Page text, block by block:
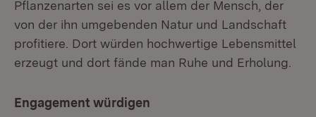
Pflanzenarten sei es vor allem der Mensch, der
von der ihn umgebenden Natur und Landschaft
profitiere. Dort würden hochwertige Lebensmittel
erzeugt und dort fände man Ruhe und Erholung.
Engagement würdigen